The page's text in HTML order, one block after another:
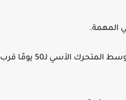
وفي حال نجاح السعر في اختراق هذه المستويات، فقد تتجه الأنظار إلى المتوسط المتحرك الأسي لـ50 يومًا قرب